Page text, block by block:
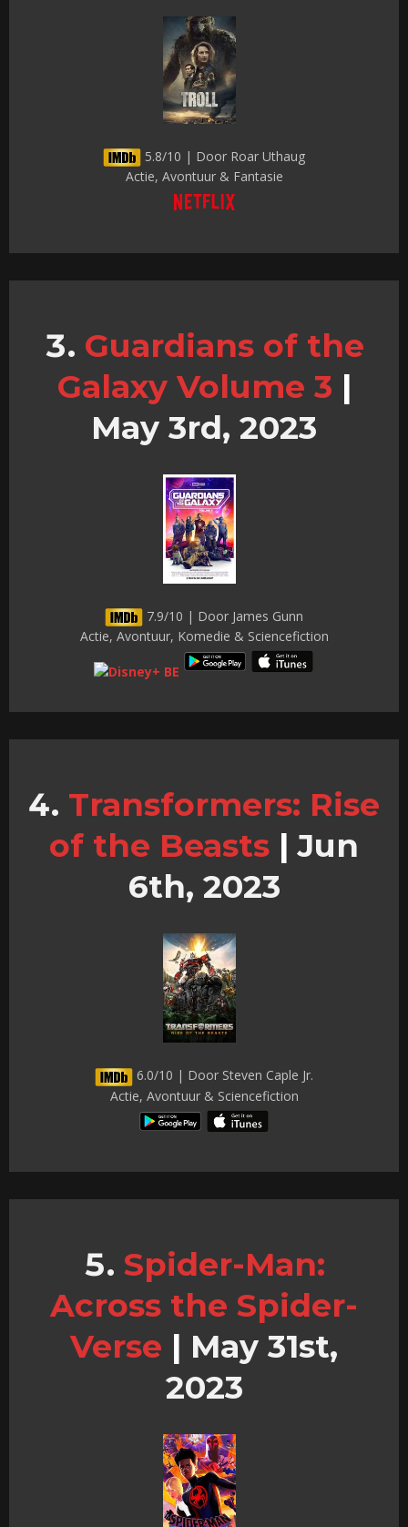
5.8/10 | Door Roar Uthaug
Actie, Avontuur & Fantasie
Guardians of the
Galaxy Volume 3 |
May 3rd, 2023
7.9/10 | Door James Gunn
Actie, Avontuur, Komedie & Sciencefiction
Transformers: Rise
of the Beasts | Jun
6th, 2023
6.0/10 | Door Steven Caple Jr.
Actie, Avontuur & Sciencefiction
Spider-Man:
Across the Spider-
Verse | May 31st,
2023